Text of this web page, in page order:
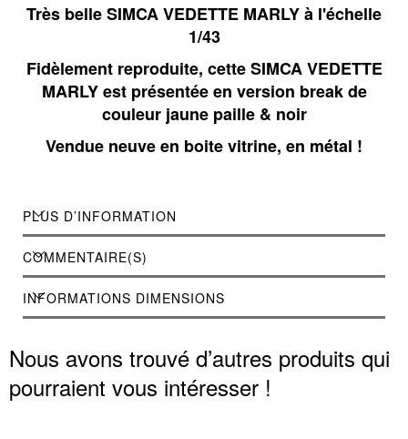
Très belle SIMCA VEDETTE MARLY à l'échelle
1/43
Fidèlement reproduite, cette SIMCA VEDETTE
MARLY est présentée en version break de
couleur jaune paille & noir
Vendue neuve en boite vitrine, en métal !
PLUS D’INFORMATION
COMMENTAIRE(S)
INFORMATIONS DIMENSIONS
Nous avons trouvé d’autres produits qui
pourraient vous intéresser !